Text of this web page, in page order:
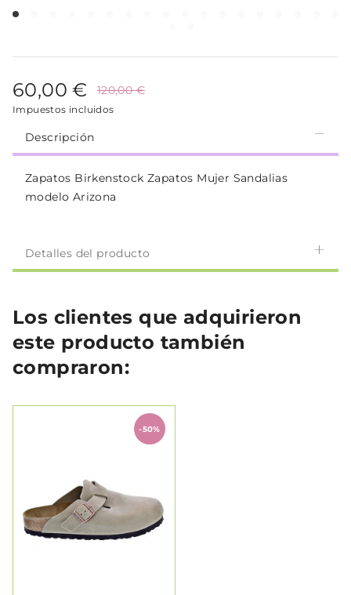
60,00 € 120,00 €
Impuestos incluidos
Descripción
Zapatos Birkenstock Zapatos Mujer Sandalias
modelo Arizona
Detalles del producto
Los clientes que adquirieron
este producto también
compraron:
-50%